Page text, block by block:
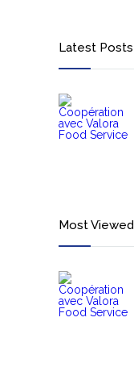
Latest Posts
Most Viewed